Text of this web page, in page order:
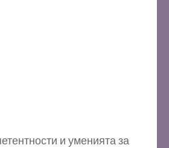
и уменията за